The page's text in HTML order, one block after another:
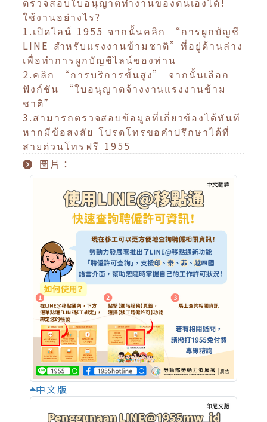
ใช้งานอย่างไร?
1.เปิดไลน์ 1955 จากนั้นคลิก “การผูกบัญชี
LINE สำหรับแรงงานข้ามชาติ”ที่อยู่ด้านล่าง
เพื่อทำการผูกบัญชีไลน์ของท่าน
2.คลิก “การบริการขั้นสูง” จากนั้นเลือก
ฟังก์ชัน “ใบอนุญาตจ้างงานแรงงานข้าม
ชาติ”
3.สามารถตรวจสอบข้อมูลที่เกี่ยวข้องได้ทันที
หากมีข้อสงสัย โปรดโทรขอคำปรึกษาได้ที่
สายด่วนโทรฟรี 1955
圖片：
中文版